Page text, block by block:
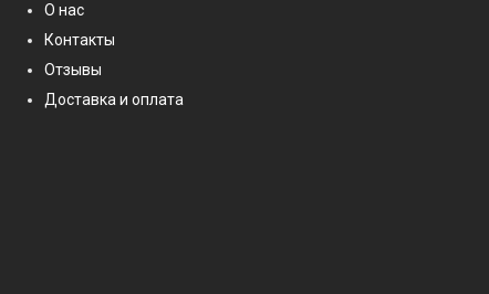
О нас
Контакты
Отзывы
Доставка и оплата